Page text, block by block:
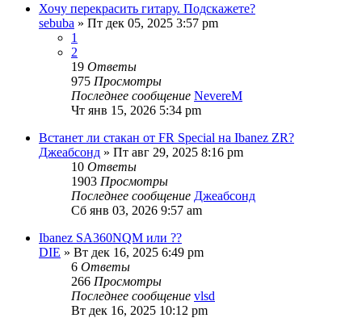
Хочу перекрасить гитару. Подскажете?
sebuba » Пт дек 05, 2025 3:57 pm
1
2
19 Ответы
975 Просмотры
Последнее сообщение NevereM
Чт янв 15, 2026 5:34 pm
Встанет ли стакан от FR Special на Ibanez ZR?
Джеабсонд » Пт авг 29, 2025 8:16 pm
10 Ответы
1903 Просмотры
Последнее сообщение Джеабсонд
Сб янв 03, 2026 9:57 am
Ibanez SA360NQM или ??
DIE » Вт дек 16, 2025 6:49 pm
6 Ответы
266 Просмотры
Последнее сообщение vlsd
Вт дек 16, 2025 10:12 pm